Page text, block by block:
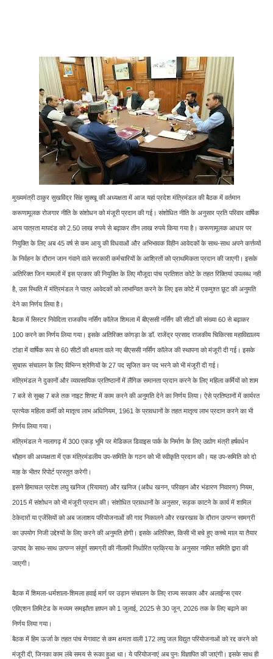
मुख्यमंत्री ठाकुर सुखविंद्र सिंह सुक्खू की अध्यक्षता में आज यहां प्रदेश मंत्रिमंडल की बैठक में वर्तमान
करूणामूलक रोजगार नीति के संशोधन को मंजूरी प्रदान की गई। संशोधित नीति के अनुसार प्रति परिवार वार्षिक
आय पात्रता मापदंड को 2.50 लाख रुपये से बढ़ाकर तीन लाख रुपये किया गया है। करूणामूलक आधार पर
नियुक्ति के लिए अब 45 वर्ष से कम आयु की विधवाओं और अभिभावक विहीन आवेदकों के साथ-साथ अपने कर्त्तव्यों
के निर्वहन के दौरान जान गंवाने वाले सरकारी कर्मचारियों के आश्रितों को प्राथमिकता प्रदान की जाएगी। इसके
अतिरिक्त जिन मामलों में इस प्रकार की नियुक्ति के लिए मौजूदा पांच प्रतिशत कोटे के तहत रिक्तियां उपलब्ध नहीं
है, उस स्थिति में मंत्रिमंडल ने पात्र आवेदकों को लाभान्वित करने के लिए इस कोटे में एकमुश्त छूट की अनुमति
देने का निर्णय लिया है।
बैठक में सिस्टर निवेदिता राजकीय नर्सिंग कॉलेज शिमला में बीएससी नर्सिंग की सीटों की संख्या 60 से बढ़ाकर
100 करने का निर्णय लिया गया। इसके अतिरिक्त कांगड़ा के डॉ. राजेंद्र प्रसाद राजकीय चिकित्सा महाविद्यालय
टांडा में वार्षिक रूप से 60 सीटों की क्षमता वाले नए बीएससी नर्सिंग कॉलेज की स्थापना को मंजूरी दी गई। इसके
सुचारू संचालन के लिए विभिन्न श्रेणियों के 27 पद सृजित कर पद भरने को भी मंजूरी दी गई।
मंत्रिमंडल ने दुकानों और व्यावसायिक प्रतिष्ठानों में लैंगिक समानता प्रदान करने के लिए महिला कर्मियों को शाम
7 बजे से सुबह 7 बजे तक नाइट शिफ्ट में काम करने की अनुमति देने का निर्णय लिया। ऐसे प्रतिष्ठानों में कार्यरत
प्रत्येक महिला कर्मी को मातृत्व लाभ अधिनियम, 1961 के प्रावधानों के तहत मातृत्व लाभ प्रदान करने का भी
निर्णय लिया गया।
मंत्रिमंडल ने नालागढ़ में 300 एकड़ भूमि पर मेडिकल डिवाइस पार्क के निर्माण के लिए उद्योग मंत्री हर्षवर्धन
चौहान की अध्यक्षता में एक मंत्रिमंडलीय उप-समिति के गठन को भी स्वीकृति प्रदान की। यह उप-समिति को दो
माह के भीतर रिपोर्ट प्रस्तुत करेगी।
इसने हिमाचल प्रदेश लघु खनिज (रियायत) और खनिज (अवैध खनन, परिवहन और भंडारण निवारण) नियम,
2015 में संशोधन को भी मंजूरी प्रदान की। संशोधित प्रावधानों के अनुसार, सड़क काटने के कार्य में शामिल
ठेकेदारों या एजेंसियों को अब जलाशय परियोजनाओं की गाद निकालने और रखरखाव के दौरान उत्पन्न सामग्री
का उपयोग निजी उद्देश्यों के लिए करने की अनुमति होगी। इसके अतिरिक्त, किसी भी बचे हुए कच्चे माल या तैयार
उत्पाद के साथ-साथ उत्पन्न संपूर्ण सामग्री की नीलामी निर्धारित प्रक्रिया के अनुसार नामित समिति द्वारा की
जाएगी।
बैठक में शिमला-धर्मशाला-शिमला हवाई मार्ग पर उड़ान संचालन के लिए राज्य सरकार और अलाईन्स एयर
एविएशन लिमिटेड के मध्यम समझौता ज्ञापन को 1 जुलाई, 2025 से 30 जून, 2026 तक के लिए बढ़ाने का
निर्णय लिया गया।
बैठक में हिम ऊर्जा के तहत पांच मेगावाट से कम क्षमता वाली 172 लघु जल विद्युत परियोजनाओं को रद्द करने को
मंजूरी दी, जिनका काम लंबे समय से रूका हुआ था। ये परियोजनाएं अब पुनः विज्ञापित की जाएंगी। इसके साथ ही